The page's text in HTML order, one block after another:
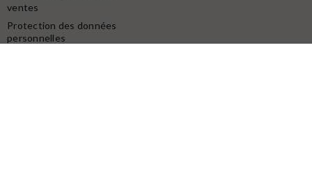
ventes
Protection des données
personnelles